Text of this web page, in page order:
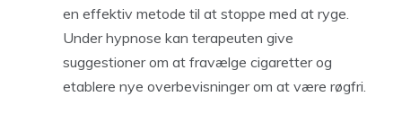
en effektiv metode til at stoppe med at ryge.
Under hypnose kan terapeuten give
suggestioner om at fravælge cigaretter og
etablere nye overbevisninger om at være røgfri.